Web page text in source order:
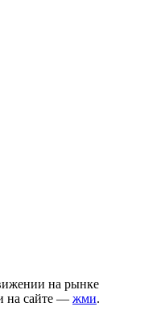
на рынке
на сайте — жми.